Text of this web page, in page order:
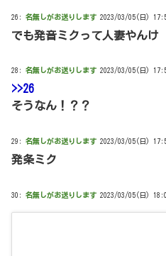
26: 名無しがお送りします 2023/03/05(日)
でも発音ミクって人妻やんけ
28: 名無しがお送りします 2023/03/05(日)
>>26
そうなん！？？
29: 名無しがお送りします 2023/03/05(日)
発条ミク
30: 名無しがお送りします 2023/03/05(日)